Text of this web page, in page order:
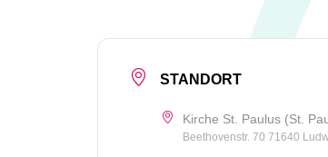
STANDORT
Kirche St. Paulus (St.
Beethovenstr. 70 71640